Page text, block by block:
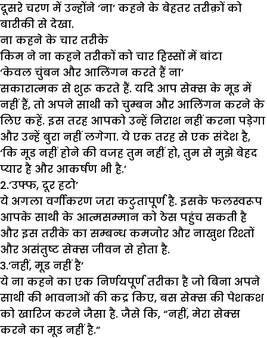
दूसरे चरण में उन्होंने ‘ना’ कहने के बेहतर तरीक़ों को
बारीकी से देखा.
ना कहने के चार तरीके
किम ने ना कहने तरीकों को चार हिस्सों में बांटा
‘केवल चुंबन और आलिंगन करते हैं ना’
सकारात्मक से शुरू करते हैं. यदि आप सेक्स के मूड में
नहीं हैं, तो अपने साथी को चुम्बन और आलिंगन करने के
लिए कहें. इस तरह आपको उन्हें निराश नहीं करना पड़ेगा
और उन्हें बुरा नहीं लगेगा. ये एक तरह से एक संदेश है,
‘कि मूड नहीं होने की वजह तुम नहीं हो, तुम से मुझे बेहद
प्यार है और आकर्षण भी है.’
2.’उफ्फ, दूर हटो’
ये अगला वर्गीकरण जरा कटुतापूर्ण है. इसके फलस्वरूप
आपके साथी के आत्मसम्मान को ठेस पहुंच सकती है
और इस तरीके का सम्बन्ध कमजोर और नाखुश रिश्तों
और असंतुष्ट सेक्स जीवन से होता है.
3.’नहीं, मूड नहीं है’
ये ना कहने का एक निर्णयपूर्ण तरीका है जो बिना अपने
साथी की भावनाओं की कद्र किए, बस सेक्स की पेशकश
को खारिज करने जैसा है. जैसे कि, “नहीं, मेरा सेक्स
करने का मूड नहीं है.”